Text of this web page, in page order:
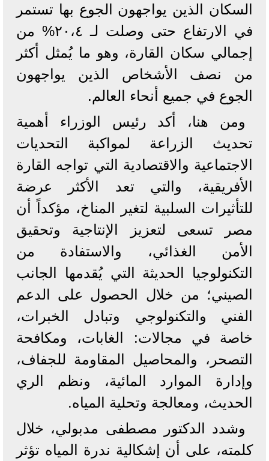
السكان الذين يواجهون الجوع بها تستمر
في الارتفاع حتى وصلت لـ ٢٠،٤% من
إجمالي سكان القارة، وهو ما يُمثل أكثر
من نصف الأشخاص الذين يواجهون
الجوع في جميع أنحاء العالم.
ومن هنا، أكد رئيس الوزراء أهمية
تحديث الزراعة لمواكبة التحديات
الاجتماعية والاقتصادية التي تواجه القارة
الأفريقية، والتي تعد الأكثر عرضة
للتأثيرات السلبية لتغير المناخ، مؤكداً أن
مصر تسعى لتعزيز الإنتاجية وتحقيق
الأمن الغذائي، والاستفادة من
التكنولوجيا الحديثة التي يُقدمها الجانب
الصيني؛ من خلال الحصول على الدعم
الفني والتكنولوجي وتبادل الخبرات،
خاصة في مجالات: الغابات، ومكافحة
التصحر، والمحاصيل المقاومة للجفاف،
وإدارة الموارد المائية، ونظم الري
الحديث، ومعالجة وتحلية المياه.
وشدد الدكتور مصطفى مدبولي، خلال
كلمته، على أن إشكالية ندرة المياه تؤثر